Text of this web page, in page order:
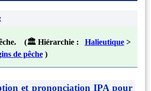
(🏛 Hiérarchie : Halieutique >
de pêche )
et prononciation IPA pour